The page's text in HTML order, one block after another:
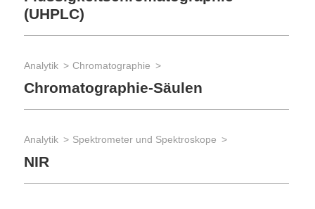
(UHPLC)
Analytik Chromatographie
Chromatographie-Säulen
Analytik Spektrometer und Spektroskope
NIR